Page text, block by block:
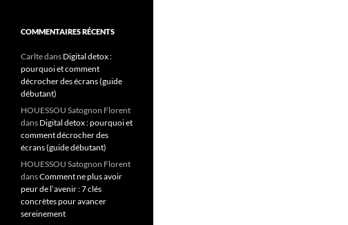
COMMENTAIRES RÉCENTS
Carltedans Digital detox :
pourquoi et comment
décrocher des écrans (guide
débutant)
HOUESSOU Satognon Florent
dans Digital detox : pourquoi et
comment décrocher des
écrans (guide débutant)
HOUESSOU Satognon Florent
dansComment ne plus avoir
peur de l’avenir : 7 clés
concrètes pour avancer
sereinement